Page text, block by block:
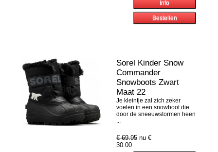
Sorel Kinder Snow
Commander
Snowboots Zwart
Maat 22
Je kleintje zal zich zeker
voelen in een snowboot die
door de sneeuwstormen heen
...
€ 69.95 nu €
30.00